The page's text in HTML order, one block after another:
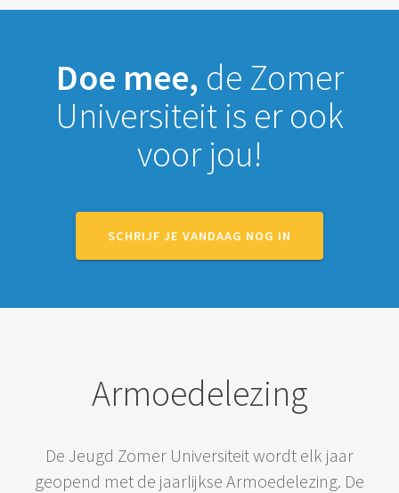
Doe mee, de Zomer
Universiteit is er ook
voor jou!
SCHRIJF JE VANDAAG NOG IN
Armoedelezing
De Jeugd Zomer Universiteit wordt elk jaar
geopend met de jaarlijkse Armoedelezing. De